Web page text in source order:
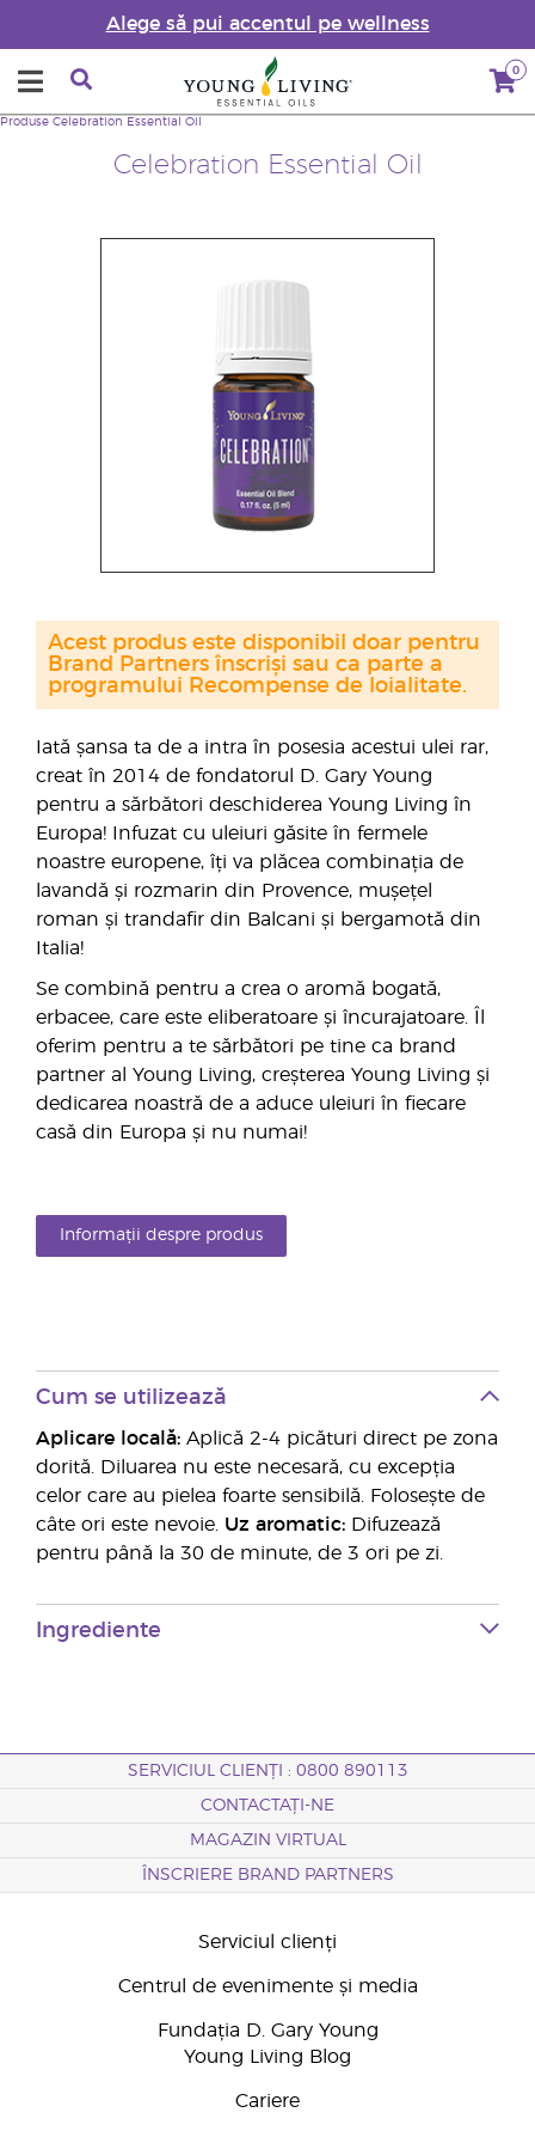
Alege să pui accentul pe wellness
0
Celebration Essential Oil
Produse Celebration Essential Oil
Iată șansa ta de a intra în posesia acestui ulei rar,
creat în 2014 de fondatorul D. Gary Young
pentru a sărbători deschiderea Young Living în
Europa! Infuzat cu uleiuri găsite în fermele
noastre europene, îți va plăcea combinația de
lavandă și rozmarin din Provence, mușețel
roman și trandafir din Balcani și bergamotă din
Italia!
Se combină pentru a crea o aromă bogată,
erbacee, care este eliberatoare și încurajatoare. Îl
oferim pentru a te sărbători pe tine ca brand
partner al Young Living, creșterea Young Living și
dedicarea noastră de a aduce uleiuri în fiecare
casă din Europa și nu numai!
Informații despre produs
Acest produs este disponibil doar pentru
Brand Partners înscriși sau ca parte a
programului Recompense de loialitate.
Cum se utilizează
Aplicare locală: Aplică 2-4 picături direct pe zona
dorită. Diluarea nu este necesară, cu excepția
celor care au pielea foarte sensibilă. Folosește de
câte ori este nevoie. Uz aromatic: Difuzează
pentru până la 30 de minute, de 3 ori pe zi.
Ingrediente
SERVICIUL CLIENȚI : 0800 890113
CONTACTAȚI-NE
MAGAZIN VIRTUAL
ÎNSCRIERE BRAND PARTNERS
Serviciul clienți
Centrul de evenimente și media
Fundația D. Gary Young
Young Living Blog
Cariere